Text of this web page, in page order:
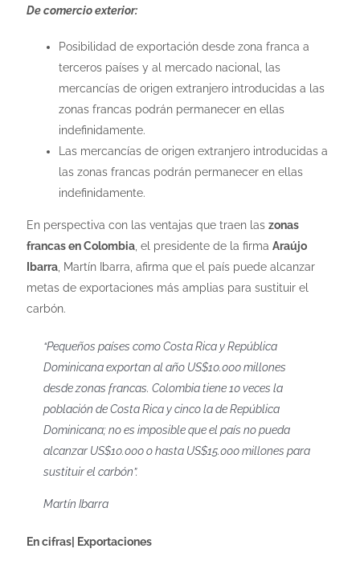
De comercio exterior:
Posibilidad de exportación desde zona franca a
terceros países y al mercado nacional, las
mercancías de origen extranjero introducidas a las
zonas francas podrán permanecer en ellas
indefinidamente.
Las mercancías de origen extranjero introducidas a
las zonas francas podrán permanecer en ellas
indefinidamente.
En perspectiva con las ventajas que traen las zonas
francas en Colombia, el presidente de la firma Araújo
Ibarra, Martín Ibarra, afirma que el país puede alcanzar
metas de exportaciones más amplias para sustituir el
carbón.
“Pequeños países como Costa Rica y República
Dominicana exportan al año US$10.000 millones
desde zonas francas. Colombia tiene 10 veces la
población de Costa Rica y cinco la de República
Dominicana; no es imposible que el país no pueda
alcanzar US$10.000 o hasta US$15.000 millones para
sustituir el carbón”.
Martín Ibarra
En cifras| Exportaciones